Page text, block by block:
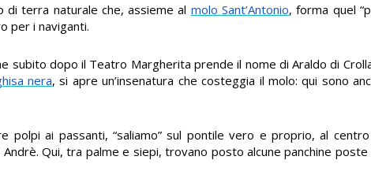
di terra naturale che, assieme al molo Sant’Antonio, forma quel
per i naviganti.
subito dopo il Teatro Margherita prende il nome di Araldo di
nera, si apre un’insenatura che costeggia il molo: qui sono
polpi ai passanti, “saliamo” sul pontile vero e proprio, al
Qui, tra palme e siepi, trovano posto alcune panchine